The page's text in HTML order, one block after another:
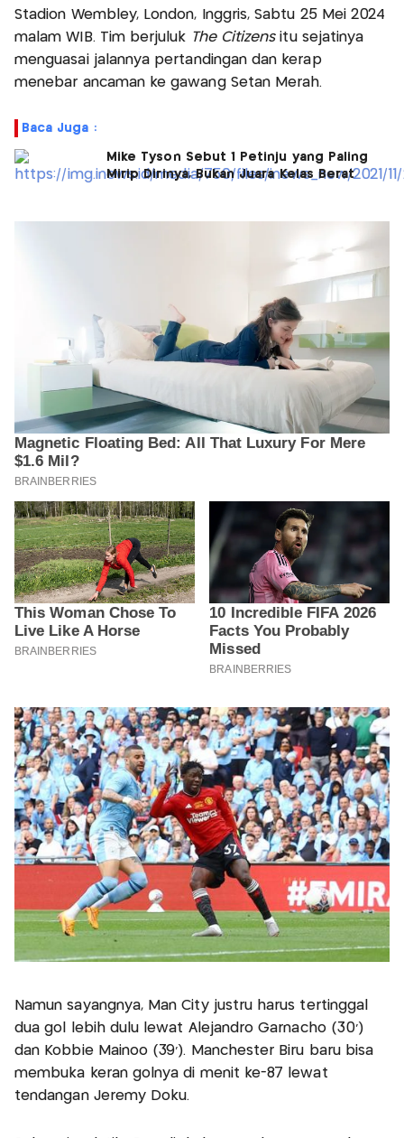
Stadion Wembley, London, Inggris, Sabtu 25 Mei 2024
malam WIB. Tim berjuluk The Citizensitu sejatinya
menguasai jalannya pertandingan dan kerap
menebar ancaman ke gawang Setan Merah.
Baca Juga :
Mike Tyson Sebut 1 Petinju yang Paling
Mirip Dirinya, Bukan Juara Kelas Berat
Namun sayangnya, Man City justru harus tertinggal
dua gol lebih dulu lewat Alejandro Garnacho (30’)
dan Kobbie Mainoo (39’). Manchester Biru baru bisa
membuka keran golnya di menit ke-87 lewat
tendangan Jeremy Doku.